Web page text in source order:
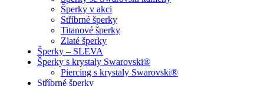
Šperky v akci
Stříbrné šperky
Titanové šperky
Zlaté šperky
Šperky – SLEVA
Šperky s krystaly Swarovski®
Piercing s krystaly Swarovski®
Stříbrné šperky